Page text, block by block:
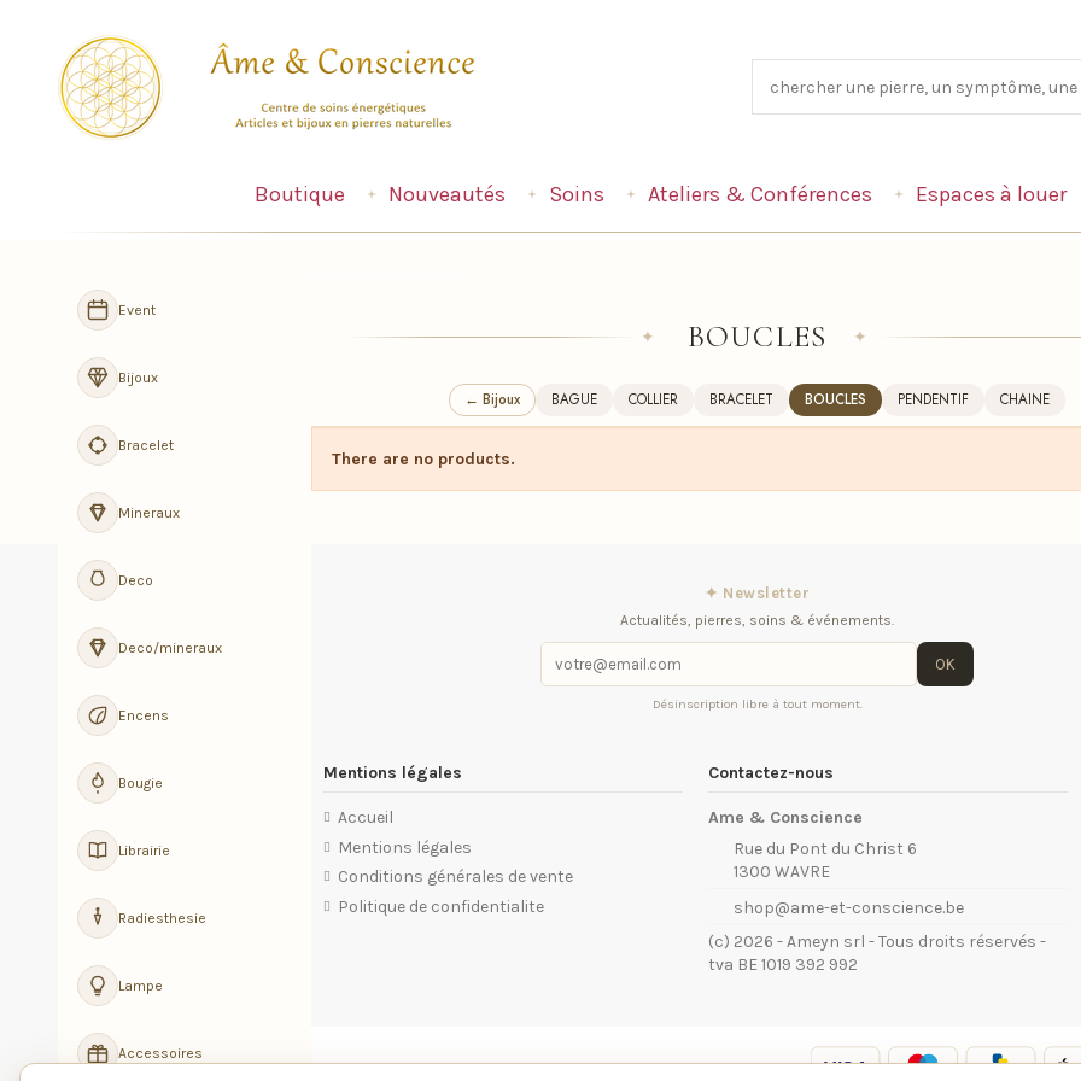
Boutique Nouveautés Soins Ateliers & Conférences Espaces à louer
Event
Bijoux
Bracelet
Mineraux
Deco
Deco/mineraux
Encens
Bougie
Librairie
Radiesthesie
Lampe
Accessoires
✦ BOUCLES ✦
← Bijoux BAGUE COLLIER BRACELET BOUCLES PENDENTIF CHAINE
There are no products.
✦ Newsletter
Actualités, pierres, soins & événements.
OK
Désinscription libre à tout moment.
Mentions légales
Accueil
Mentions légales
Conditions générales de vente
Politique de confidentialite
Contactez-nous
Ame & Conscience
Rue du Pont du Christ 6
1300 WAVRE
shop@ame-et-conscience.be
(c) 2026 - Ameyn srl - Tous droits réservés -
tva BE 1019 392 992
VISA